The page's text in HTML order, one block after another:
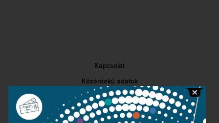
Kapcsolat
Közérdekű adatok
Sajtószoba
Adatvédelem